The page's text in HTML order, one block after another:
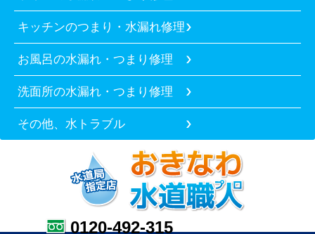
キッチンのつまり・水漏れ修理
お風呂の水漏れ・つまり修理
洗面所の水漏れ・つまり修理
その他、水トラブル
0120-492-315